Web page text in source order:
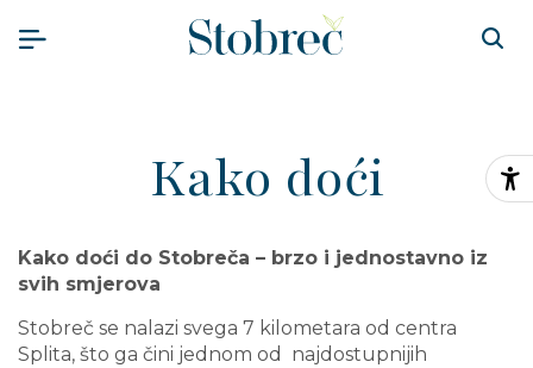
Kako doći
Kako doći do Stobreča – brzo i jednostavno iz
svih smjerova
Stobreč se nalazi svega 7 kilometara od centra
Splita, što ga čini jednom od najdostupnijih